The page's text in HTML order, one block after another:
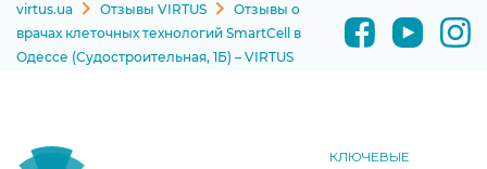
virtus.ua Отзывы VIRTUS
Отзывы о
врачах клеточных технологий SmartCell в
Одессе (Судостроительная, 1Б) – VIRTUS
КЛЮЧЕВЫЕ